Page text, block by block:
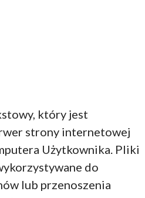
który jest
strony internetowej
Użytkownika. Pliki
do
lub przenoszenia